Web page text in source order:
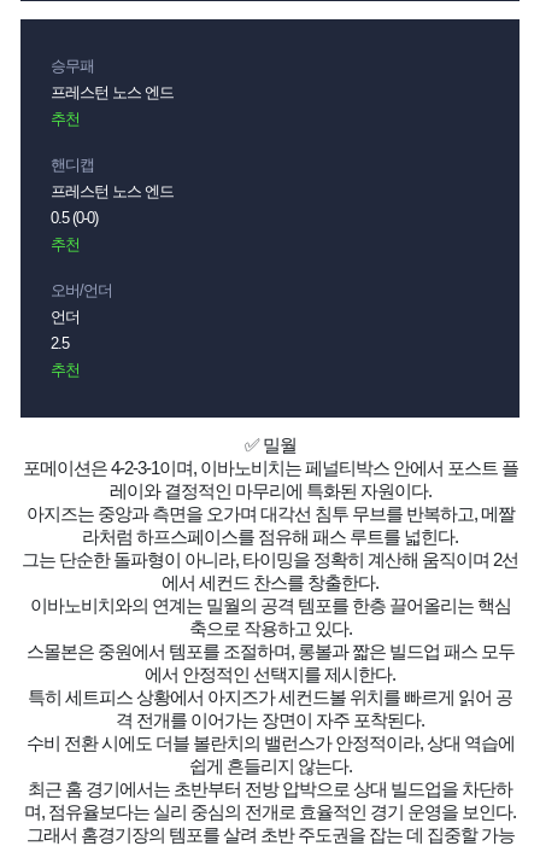
승무패
프레스턴 노스 엔드
추천
핸디캡
프레스턴 노스 엔드
0.5 (0-0)
추천
오버/언더
언더
2.5
추천
✅ 밀월
포메이션은 4-2-3-1이며, 이바노비치는 페널티박스 안에서 포스트 플
레이와 결정적인 마무리에 특화된 자원이다.
아지즈는 중앙과 측면을 오가며 대각선 침투 무브를 반복하고, 메짤
라처럼 하프스페이스를 점유해 패스 루트를 넓힌다.
그는 단순한 돌파형이 아니라, 타이밍을 정확히 계산해 움직이며 2선
에서 세컨드 찬스를 창출한다.
이바노비치와의 연계는 밀월의 공격 템포를 한층 끌어올리는 핵심
축으로 작용하고 있다.
스몰본은 중원에서 템포를 조절하며, 롱볼과 짧은 빌드업 패스 모두
에서 안정적인 선택지를 제시한다.
특히 세트피스 상황에서 아지즈가 세컨드볼 위치를 빠르게 읽어 공
격 전개를 이어가는 장면이 자주 포착된다.
수비 전환 시에도 더블 볼란치의 밸런스가 안정적이라, 상대 역습에
쉽게 흔들리지 않는다.
최근 홈 경기에서는 초반부터 전방 압박으로 상대 빌드업을 차단하
며, 점유율보다는 실리 중심의 전개로 효율적인 경기 운영을 보인다.
그래서 홈경기장의 템포를 살려 초반 주도권을 잡는 데 집중할 가능